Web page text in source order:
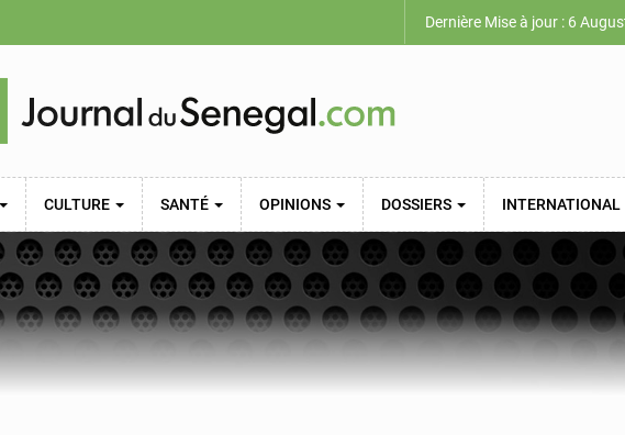
Dernière Mise à jour : 6
CULTURE SANTÉ OPINIONS DOSSIERS INTERNATIONAL